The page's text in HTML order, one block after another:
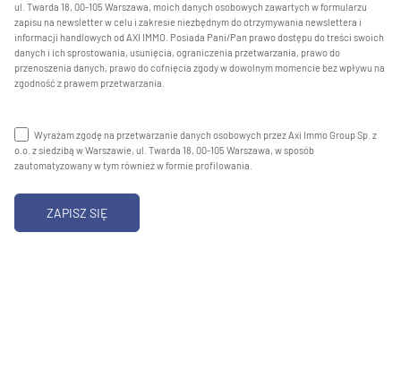
ul. Twarda 18, 00-105 Warszawa, moich danych osobowych zawartych w formularzu
zapisu na newsletter w celu i zakresie niezbędnym do otrzymywania newslettera i
informacji handlowych od AXI IMMO. Posiada Pani/Pan prawo dostępu do treści swoich
danych i ich sprostowania, usunięcia, ograniczenia przetwarzania, prawo do
przenoszenia danych, prawo do cofnięcia zgody w dowolnym momencie bez wpływu na
zgodność z prawem przetwarzania.
Wyrażam zgodę na przetwarzanie danych osobowych przez Axi Immo Group Sp. z
o.o. z siedzibą w Warszawie, ul. Twarda 18, 00-105 Warszawa, w sposób
zautomatyzowany w tym również w formie profilowania.